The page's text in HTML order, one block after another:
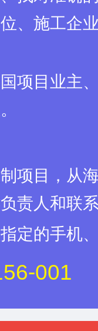
、施工企
项目业主
项目，从
责人和联
定的手机
001